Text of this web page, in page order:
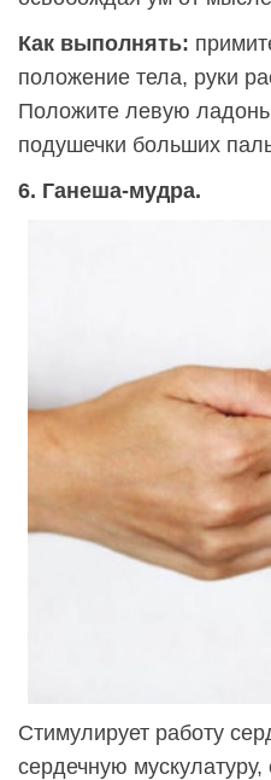
Как выполнять:
положение тела, руки
Положите левую
подушечки больших
6. Ганеша-мудра.
Стимулирует работу
сердечную